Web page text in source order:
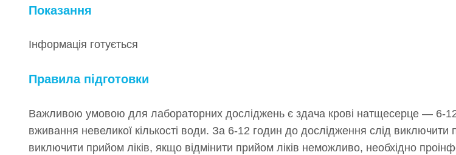
Показання
Інформація готується
Правила підготовки
Важливою умовою для лабораторних досліджень є здача крові натщесерце — 6-
вживання невеликої кількості води. За 6-12 годин до дослідження слід
виключити прийом ліків, якщо відмінити прийом ліків неможливо, необхідно